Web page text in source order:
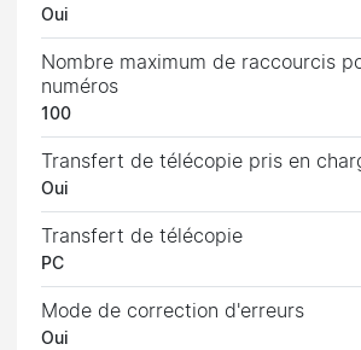
Oui
Nombre maximum de raccourcis
numéros
100
Transfert de télécopie pris en
Oui
Transfert de télécopie
PC
Mode de correction d'erreurs
Oui